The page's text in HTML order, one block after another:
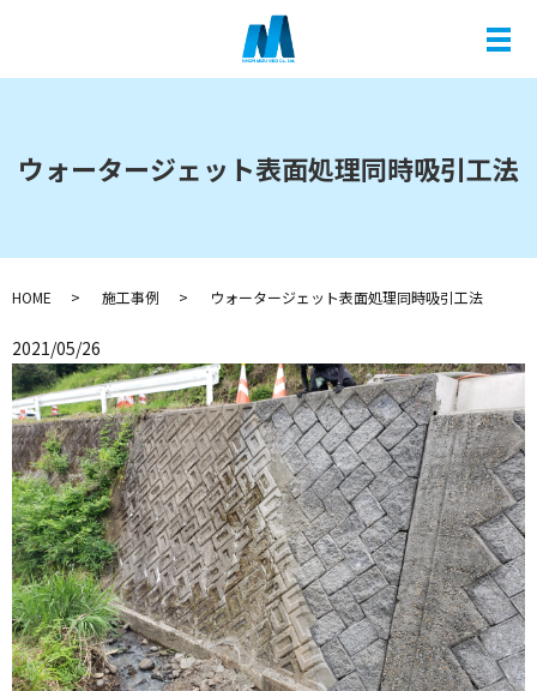
メ
ウォータージェット表面処理同時吸引工法
HOME 施工事例 ウォータージェット表面処理同時吸引工法
2021/05/26